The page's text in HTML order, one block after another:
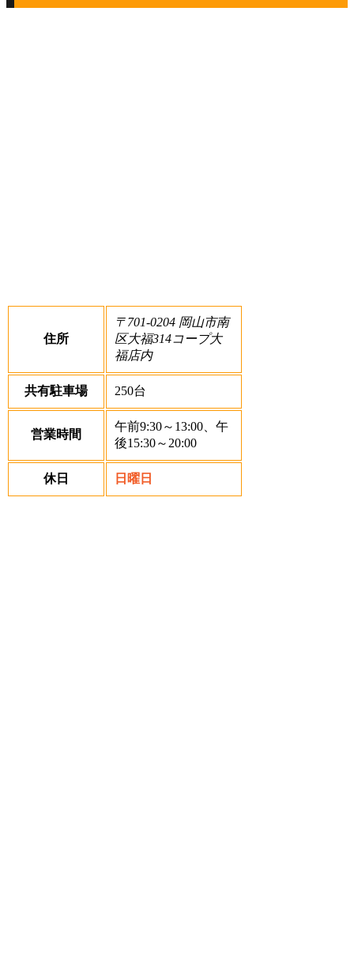
住所
〒701-0204 岡山市南
区大福314コープ大
福店内
共有駐車場 250台
営業時間
午前9:30～13:00、午
後15:30～20:00
休日 日曜日